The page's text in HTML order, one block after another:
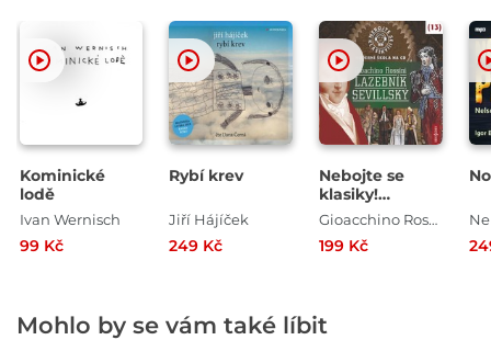
Kominické
lodě
Ivan Wernisch
99 Kč
Rybí krev
Jiří Hájíček
249 Kč
Nebojte se
klasiky!
Hudební škola
sevillský
Gioacchino Rossini
199 Kč
Mohlo by se vám také líbit